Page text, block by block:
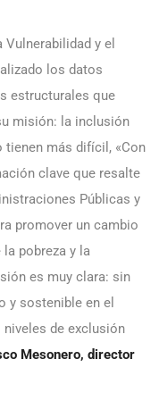
y el
los datos
estructurales que
misión: la inclusión
tienen más difícil, «Con
clave que resalte
Públicas y
promover un cambio
la pobreza y la
es muy clara: sin
y sostenible en el
de exclusión
Mesonero, director